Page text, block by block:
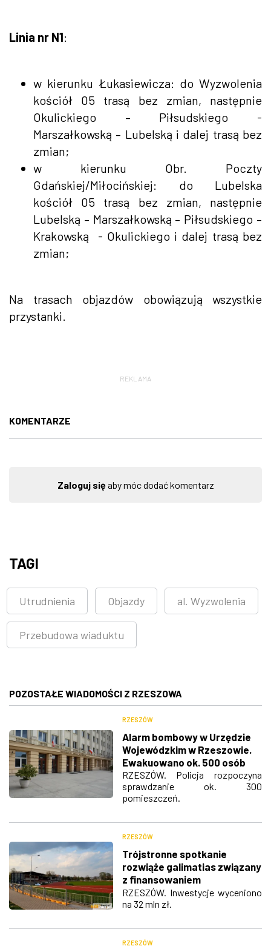
Linia nr N1:
w kierunku Łukasiewicza: do Wyzwolenia
kościół 05 trasą bez zmian, następnie
Okulickiego – Piłsudskiego -
Marszałkowską – Lubelską i dalej trasą bez
zmian;
w kierunku Obr. Poczty
Gdańskiej/Miłocińskiej: do Lubelska
kościół 05 trasą bez zmian, następnie
Lubelską – Marszałkowską – Piłsudskiego –
Krakowską - Okulickiego i dalej trasą bez
zmian;
Na trasach objazdów obowiązują wszystkie
przystanki.
REKLAMA
KOMENTARZE
Zaloguj sięaby móc dodać komentarz
TAGI
Utrudnienia Objazdy al. Wyzwolenia
Przebudowa wiaduktu
POZOSTAŁE WIADOMOŚCI Z RZESZOWA
RZESZÓW
Alarm bombowy w Urzędzie
Wojewódzkim w Rzeszowie.
Ewakuowano ok. 500 osób
RZESZÓW. Policja rozpoczyna
sprawdzanie ok. 300
pomieszczeń.
RZESZÓW
Trójstronne spotkanie
rozwiąże galimatias związany
z finansowaniem
Podkarpackiego Centrum
Lekkoatletycznego?
RZESZÓW. Inwestycje wyceniono
na 32 mln zł.
RZESZÓW